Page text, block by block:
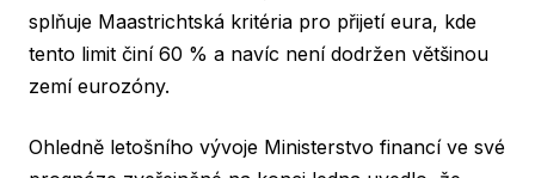
splňuje Maastrichtská kritéria pro přijetí eura, kde
tento limit činí 60 % a navíc není dodržen většinou
zemí eurozóny.
Ohledně letošního vývoje Ministerstvo financí ve své